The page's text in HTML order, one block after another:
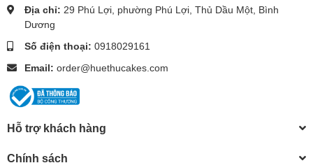
Địa chỉ: 29 Phú Lợi, phường Phú Lợi, Thủ Dầu Một, Bình
Dương
Số điện thoại: 0918029161
Email: order@huethucakes.com
Hỗ trợ khách hàng
Chính sách